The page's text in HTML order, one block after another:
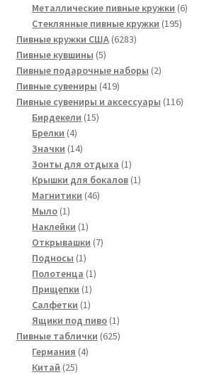
товара
Металлические пивные кружки 66
Стеклянные пивные кружки 195195
Пивные кружки США 62836283
Пивные кувшины 55
товаров
Пивные подарочные наборы 22
Пивные сувениры 419419
товаров
Пивные сувениры и аксессуары 116116
Бирдекели 1515
Брелки 44
товара
Значки 1414
товаров
Зонты для отдыха 11
товар
Крышки для бокалов 11
Магнитики 4646
Мыло 11
товар
Наклейки 11
товар
Открывашки 77
Подносы 11
товар
Полотенца 11
Прищепки 11
товар
Салфетки 11
товар
Ящики под пиво 11
товар
Пивные таблички 625625
Германия 44
Китай 2525